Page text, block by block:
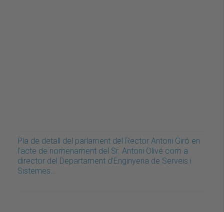
Pla de detall del parlament del Rector Antoni Giró en
l'acte de nomenament del Sr. Antoni Olivé com a
director del Departament d'Enginyeria de Serveis i
Sistemes…